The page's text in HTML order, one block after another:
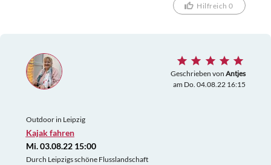
Hilfreich 0
Geschrieben von Antjes
am Do. 04.08.22 16:15
Outdoor in Leipzig
Kajak fahren
Mi. 03.08.22 15:00
Durch Leipzigs schöne Flusslandschaft